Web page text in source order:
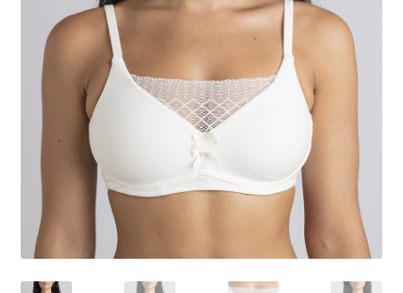
Contactez-nous
Gift Card Balance
Les conditions de prise en charge par la Sécurité Sociale
Liens utiles
Mentions légales